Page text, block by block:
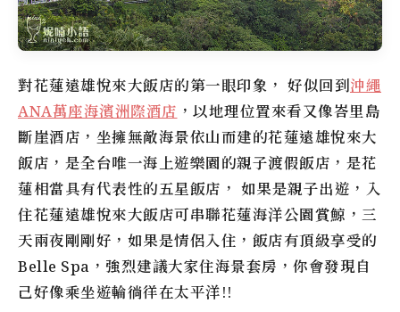
對花蓮遠雄悅來大飯店的第一眼印象， 好似回到沖繩
ANA萬座海濱洲際酒店 ，以地理位置來看又像峇里島
斷崖酒店，坐擁無敵海景依山而建的花蓮遠雄悅來大
飯店，是全台唯一海上遊樂園的親子渡假飯店，是花
蓮相當具有代表性的五星飯店， 如果是親子出遊，入
住花蓮遠雄悅來大飯店可串聯花蓮海洋公園賞鯨，三
天兩夜剛剛好，如果是情侶入住，飯店有頂級享受的
Belle Spa，強烈建議大家住海景套房，你會發現自
己好像乘坐遊輪徜徉在太平洋!!